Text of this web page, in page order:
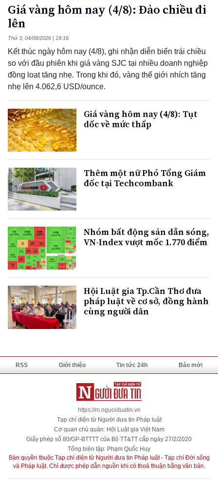
Giá vàng hôm nay (4/8): Đảo chiều đi
lên
Thứ 3, 04/08/2026 | 19:16
Kết thúc ngày hôm nay (4/8), ghi nhận diễn biến trái chiều
so với đầu phiên khi giá vàng SJC tại nhiều doanh nghiệp
đồng loạt tăng nhẹ. Trong khi đó, vàng thế giới nhích tăng
nhẹ lên 4.062,6 USD/ounce.
Giá vàng hôm nay (4/8): Tụt
dốc về mức thấp
Thêm một nữ Phó Tổng Giám
đốc tại Techcombank
Nhóm bất động sản dẫn sóng,
VN-Index vượt mốc 1.770 điểm
Hội Luật gia Tp.Cần Thơ đưa
pháp luật về cơ sở, đồng hành
cùng người dân
RSS Giới thiệu Tin tức 24h Báo mới
https://m.nguoiduatin.vn
Tạp chí điện tử Người đưa tin Pháp luật
Cơ quan chủ quản: Hội Luật gia Việt Nam
Giấy phép số 80/GP-BTTTT của Bộ TT&TT cấp ngày 27/2/2020
Tổng biên tập: Phạm Quốc Huy
Bản quyền thuộc Tạp chí điện tử Người đưa tin Pháp luật - Tạp chí Đời sống
và Pháp luật. Chỉ được phép dẫn nguồn khi có thoả thuận bằng văn bản.